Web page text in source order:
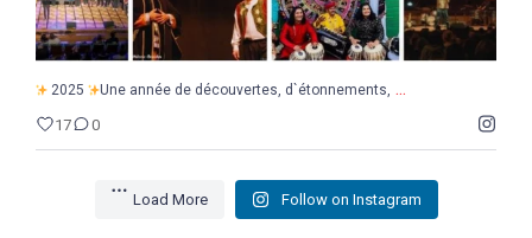
2025 Une année de découvertes, d`étonnements, ...
17 0
Load More Follow on Instagram